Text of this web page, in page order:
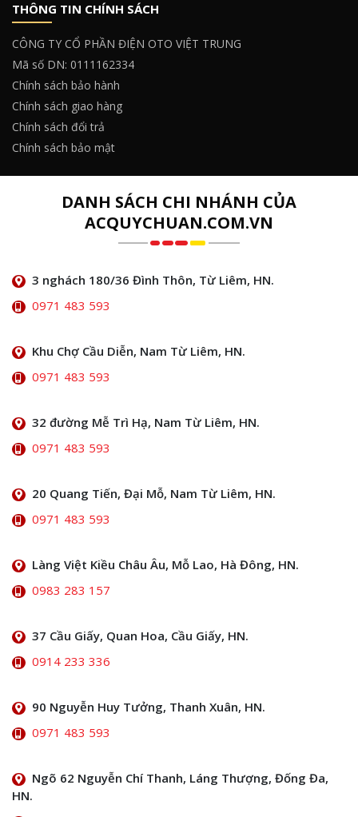
THÔNG TIN CHÍNH SÁCH
CÔNG TY CỔ PHẦN ĐIỆN OTO VIỆT TRUNG
Mã số DN: 0111162334
Chính sách bảo hành
Chính sách giao hàng
Chính sách đổi trả
Chính sách bảo mật
DANH SÁCH CHI NHÁNH CỦA
ACQUYCHUAN.COM.VN
3 nghách 180/36 Đình Thôn, Từ Liêm, HN.
0971 483 593
Khu Chợ Cầu Diễn, Nam Từ Liêm, HN.
0971 483 593
32 đường Mễ Trì Hạ, Nam Từ Liêm, HN.
0971 483 593
20 Quang Tiến, Đại Mỗ, Nam Từ Liêm, HN.
0971 483 593
Làng Việt Kiều Châu Âu, Mỗ Lao, Hà Đông, HN.
0983 283 157
37 Cầu Giấy, Quan Hoa, Cầu Giấy, HN.
0914 233 336
90 Nguyễn Huy Tưởng, Thanh Xuân, HN.
0971 483 593
Ngõ 62 Nguyễn Chí Thanh, Láng Thượng, Đống Đa,
HN.